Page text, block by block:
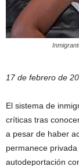
17 de febrero de
El sistema de
críticas tras
a pesar de haber
permanece
autodeportación